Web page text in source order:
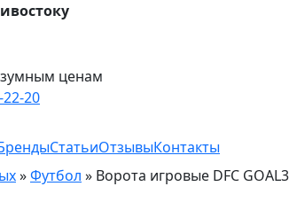
ценам
22-20
СтатьиОтзывыКонтакты
»Футбол » Ворота игровые DFC